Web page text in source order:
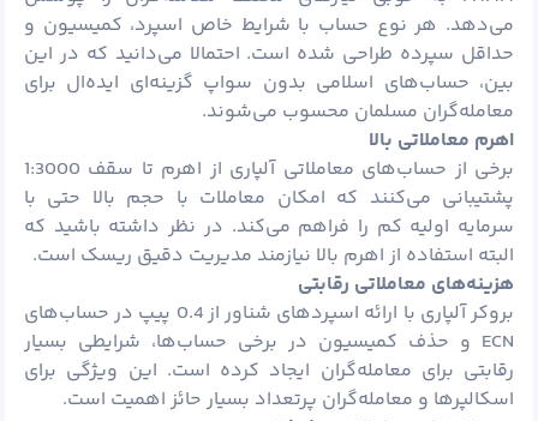
می‌دهد. هر نوع حساب با شرایط خاص اسپرد، کمیسیون و
حداقل سپرده طراحی شده است. احتمالا می‌دانید که در این
بین، حساب‌های اسلامی بدون سواپ گزینه‌ای ایده‌ال برای
معامله‌گران مسلمان محسوب می‌شوند.
اهرم معاملاتی بالا
برخی از حساب‌های معاملاتی آلپاری از اهرم تا سقف 1:3000
پشتیبانی می‌کنند که امکان معاملات با حجم بالا حتی با
سرمایه اولیه کم را فراهم می‌کند. در نظر داشته باشید که
البته استفاده از اهرم بالا نیازمند مدیریت دقیق ریسک است.
هزینه‌های معاملاتی رقابتی
بروکر آلپاری با ارائه اسپردهای شناور از 0.4 پیپ در حساب‌های
ECN و حذف کمیسیون در برخی حساب‌ها، شرایطی بسیار
رقابتی برای معامله‌گران ایجاد کرده است. این ویژگی برای
اسکالپرها و معامله‌گران پرتعداد بسیار حائز اهمیت است.